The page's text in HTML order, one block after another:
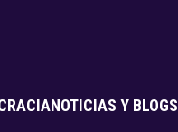
NOTICIAS Y BLOGS